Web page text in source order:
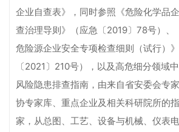
企业自查表》，同时参照《危险化学品
查治理导则》（应急〔2019〕78号）、
危险源企业安全专项检查细则（试行）
〔2021〕210号），以及高危细分领域
风险隐患排查指南，由来自省安委会专
协专家库、重点企业及相关科研院所的
家，从总图、工艺、设备与机械、仪表